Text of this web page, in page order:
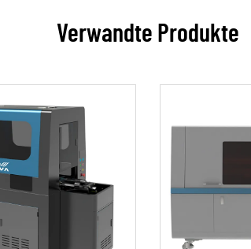
Verwandte Produkte